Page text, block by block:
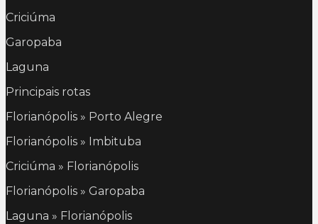
Criciúma
Garopaba
Laguna
Principais rotas
Florianópolis » Porto Alegre
Florianópolis » Imbituba
Criciúma » Florianópolis
Florianópolis » Garopaba
Laguna » Florianópolis